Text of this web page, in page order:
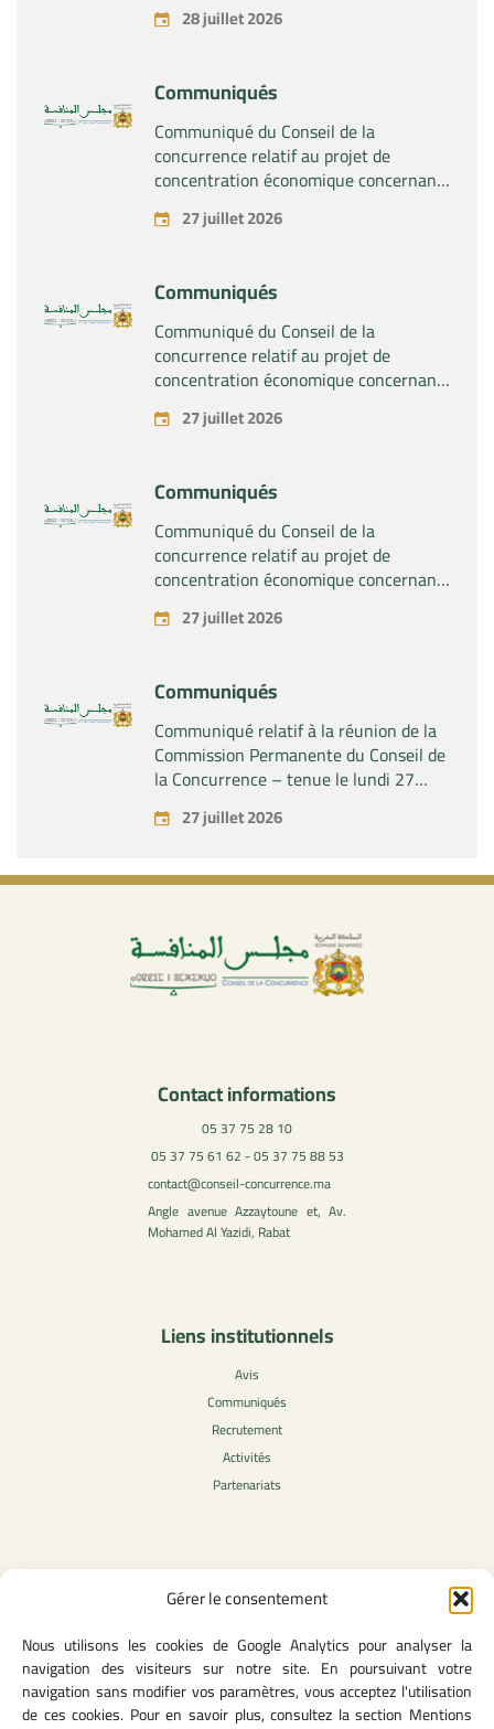
Gérer le consentement
Nous utilisons les cookies de Google Analytics pour analyser la
navigation des visiteurs sur notre site. En poursuivant votre
navigation sans modifier vos paramètres, vous acceptez l'utilisation
de ces cookies. Pour en savoir plus, consultez la section Mentions
28 juillet 2026
Communiqués
Communiqué du Conseil de la
concurrence relatif au projet de
concentration économique concernant
la prise du contrôle exclusif par la
société « Substipharm SAS » des actifs
pharmaceutiques « Rilutek » et «
Sabril » détenus par la société « Sanofi
SA »
27 juillet 2026
Communiqués
Communiqué du Conseil de la
concurrence relatif au projet de
concentration économique concernant
la prise du contrôle exclusif par la
société « Plastika Kritis SA » de la
27 juillet 2026
Communiqués
Communiqué du Conseil de la
concurrence relatif au projet de
concentration économique concernant
la prise par la société « Fives SAS » du
contrôle exclusif de la société « Aries
27 juillet 2026
Communiqués
Communiqué relatif à la réunion de la
Commission Permanente du Conseil de
la Concurrence – tenue le lundi 27
juillet 2026
27 juillet 2026
Contact informations
05 37 75 28 10
05 37 75 61 62 - 05 37 75 88 53
contact@conseil-concurrence.ma
Angle avenue Azzaytoune et, Av.
Mohamed Al Yazidi, Rabat
Liens institutionnels
Avis
Communiqués
Recrutement
Activités
Partenariats
Contenu légale
CGU
Mentions légales
Politique des cookies